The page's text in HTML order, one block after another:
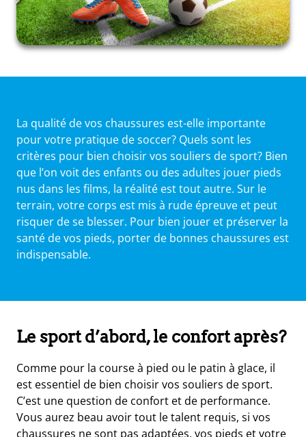
La qualité de vos chaussures est-elle importante
pour votre pratique de soccer? Quels sont les
critères pour bien choisir vos souliers de sport? Bien
que l’on voit des enfants ou des adultes jouer pieds
nus dans les films, la réalité est tout autre. Sur le
terrain, votre corps est mis à rude épreuve et peut
risquer de se blesser. Pour bien jouer et préserver la
santé de vos pieds, porter de bonnes chaussures est
indispensable.
Le sport d’abord, le confort après?
Comme pour la course à pied ou le patin à glace, il
est essentiel de bien choisir vos souliers de sport.
C’est une question de confort et de performance.
Vous aurez beau avoir tout le talent requis, si vos
chaussures ne sont pas adaptées, vos pieds et votre